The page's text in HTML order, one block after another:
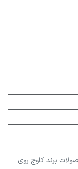
برند کاوج روی